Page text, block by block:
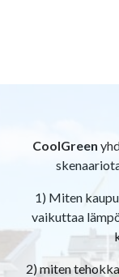
CoolGreen
1) Miten
vaikuttaa
2) miten